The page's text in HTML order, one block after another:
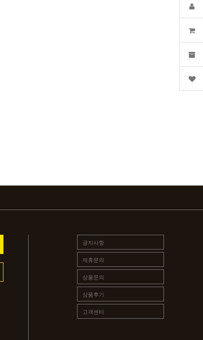
공지사항
제휴문의
상품문의
상품후기
고객센터